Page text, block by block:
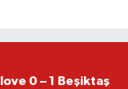
0 – 1 Beşiktaş